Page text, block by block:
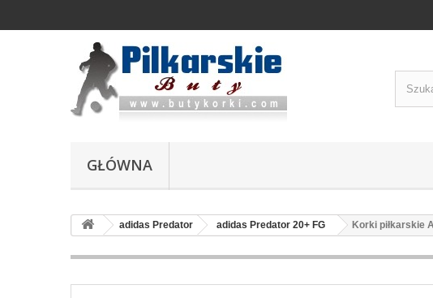
GŁÓWNA
adidas Predator adidas Predator 20+ FG Korki piłkarskie